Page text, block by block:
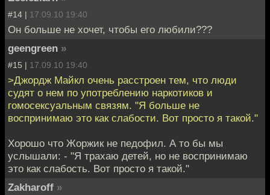
#14 | 17.09.10 19:40
Он больше не хочет, чтобы его любили???
geengreen »
#15 | 17.09.10 19:40
>Джордж Майкл очень расстроен тем, что люди
судят о нем по употреблению наркотиков и
гомосексуальным связям. "Я больше не
воспринимаю это как слабости. Вот просто я такой."
Хорошо что Жоржик не педофил. А то бы мы
услышали: - "Я трахаю детей, но не воспринимаю
это как слабость. Вот просто я такой."
Zakharoff »